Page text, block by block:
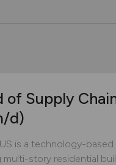
of Supply
d)
is a technology-
multi-story residential